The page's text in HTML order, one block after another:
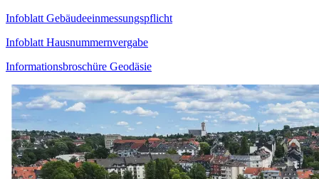
Infoblatt Gebäudeeinmessungspflicht
Infoblatt Hausnummernvergabe
Informationsbroschüre Geodäsie